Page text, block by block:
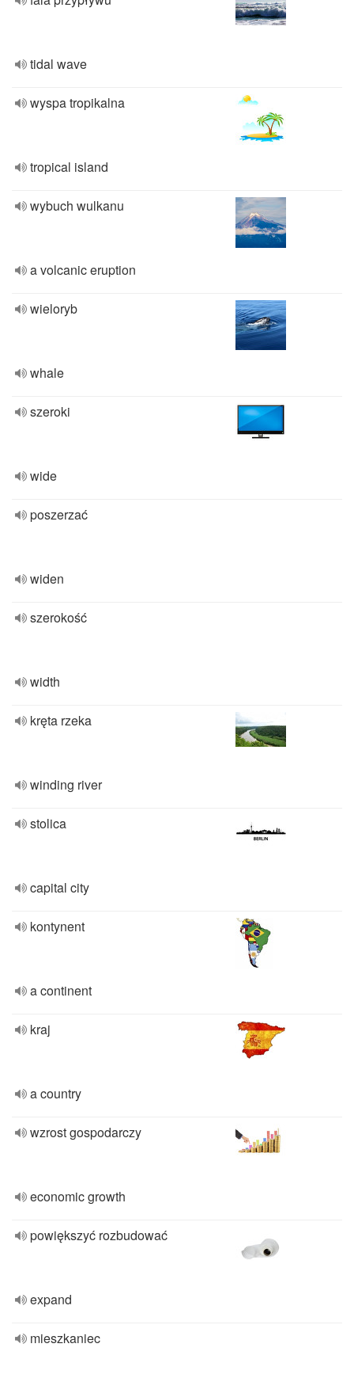
tidal wave
wyspa tropikalna
tropical island
wybuch wulkanu
a volcanic eruption
wieloryb
whale
szeroki
wide
poszerzać
widen
szerokość
width
kręta rzeka
winding river
stolica
capital city
kontynent
a continent
kraj
a country
wzrost gospodarczy
economic growth
powiększyć rozbudować
expand
mieszkaniec